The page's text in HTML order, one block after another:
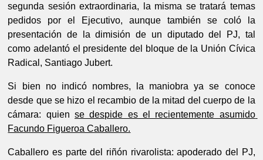
segunda sesión extraordinaria, la misma se tratará temas
pedidos por el Ejecutivo, aunque también se coló la
presentación de la dimisión de un diputado del PJ, tal
como adelantó el presidente del bloque de la Unión Cívica
Radical, Santiago Jubert.
Si bien no indicó nombres, la maniobra ya se conoce
desde que se hizo el recambio de la mitad del cuerpo de la
cámara: quien se despide es el recientemente asumido
Facundo Figueroa Caballero.
Caballero es parte del riñón rivarolista: apoderado del PJ,